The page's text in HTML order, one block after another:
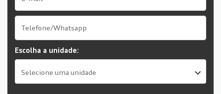
Escolha a unidade:
Selecione uma unidade